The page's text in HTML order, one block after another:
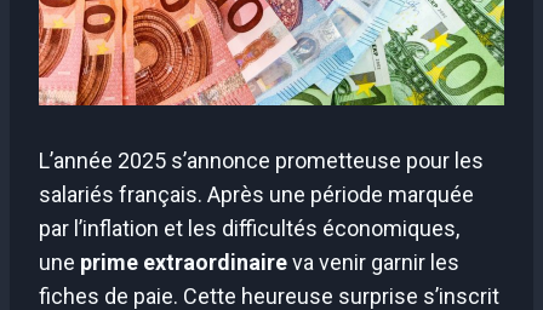
L’année 2025 s’annonce prometteuse pour les
salariés français. Après une période marquée
par l’inflation et les difficultés économiques,
une prime extraordinaireva venir garnir les
fiches de paie. Cette heureuse surprise s’inscrit